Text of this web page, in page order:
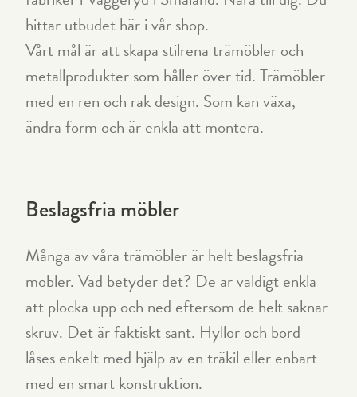
hittar utbudet här i vår shop.
Vårt mål är att skapa stilrena trämöbler och
metallprodukter som håller över tid. Trämöbler
med en ren och rak design. Som kan växa,
ändra form och är enkla att montera.
Beslagsfria möbler
Många av våra trämöbler är helt beslagsfria
möbler. Vad betyder det? De är väldigt enkla
att plocka upp och ned eftersom de helt saknar
skruv. Det är faktiskt sant. Hyllor och bord
låses enkelt med hjälp av en träkil eller enbart
med en smart konstruktion.